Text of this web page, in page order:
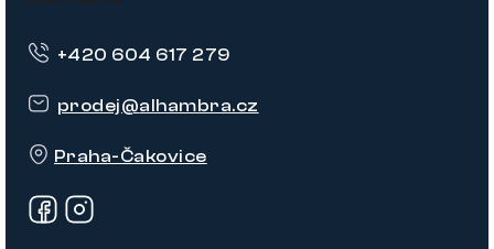
prodej@alhambra.cz
Praha-Čakovice
+420 604 617 279